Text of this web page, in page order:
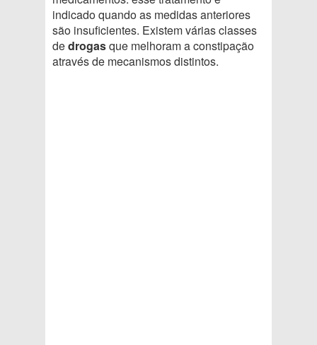
indicado quando as medidas anteriores
são insuficientes. Existem várias classes
dedrogasque melhoram a constipação
através de mecanismos distintos.